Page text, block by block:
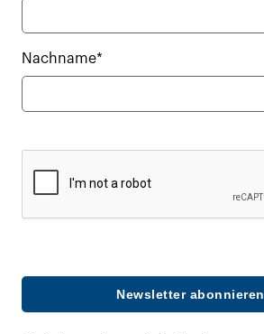
Nachname*
Newsletter abonnieren